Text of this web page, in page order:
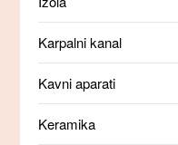
Karpalni kanal
Kavni aparati
Keramika